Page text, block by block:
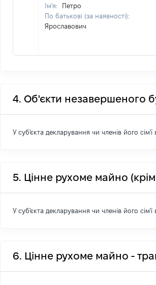
Ім'я:
Петро
По батькові (за наявності):
Ярославович
4. Об'єкти незавершеного
У суб'єкта декларування чи членів його
5. Цінне рухоме майно
У суб'єкта декларування чи членів його
6. Цінне рухоме майно -